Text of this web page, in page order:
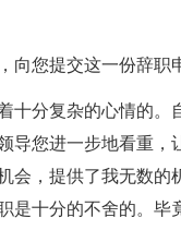
向您提交这一份辞职
十分复杂的心情的
导您进一步地看重
会，提供了我无数
是十分的不舍的。